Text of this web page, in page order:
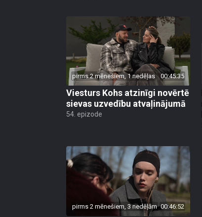
pirms 2 mēnešiem, 1 nedēļas 00:45:35
Viesturs Kohs atzinīgi novērtē
sievas uzvedību atvaļinājumā
54. epizode
pirms 2 mēnešiem, 3 nedēļām 00:46:52